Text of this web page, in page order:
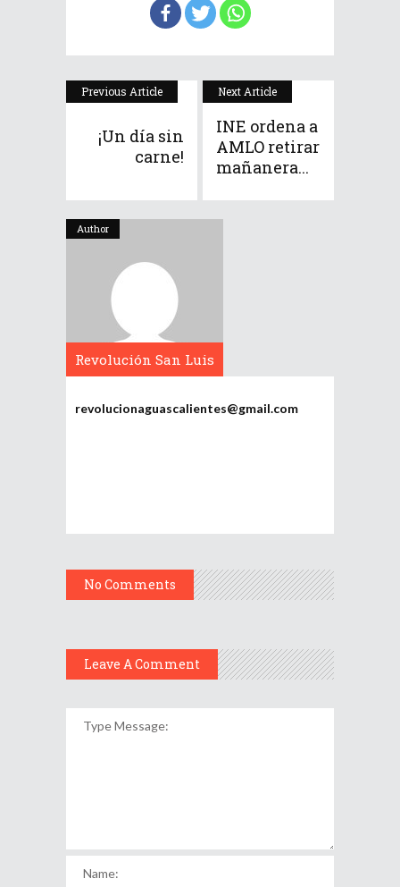
Previous Article
¡Un día sin
carne!
Next Article
INE ordena a
AMLO retirar
mañanera...
Author
Revolución San Luis
revolucionaguascalientes@gmail.com
No Comments
Leave A Comment